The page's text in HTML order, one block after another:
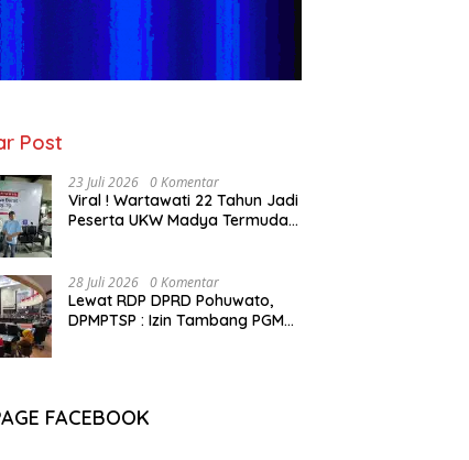
Post
23 Juli 2026 0 Komentar
Viral ! Wartawati 22 Tahun Jadi
Peserta UKW Madya Termuda
28 Juli 2026 0 Komentar
Lewat RDP DPRD Pohuwato,
DPMPTSP : Izin Tambang PGM
FACEBOOK